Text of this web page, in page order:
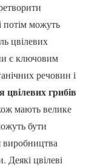
потім можуть
цвілевих
є ключовим
речовин і
цвілевих грибів
мають велике
бути
виробництва
Деякі цвілеві